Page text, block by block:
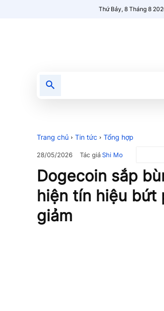
Thứ Bảy, 8 Tháng 8
Trang chủ Tin tức Tổng hợp
28/05/2026 Tác giảShi Mo
Dogecoin sắp
hiện tín hiệu bứt
giảm